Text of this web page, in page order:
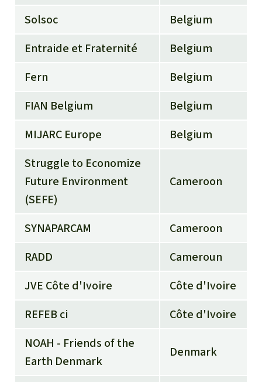
Solsoc
Belgium
Entraide et Fraternité
Belgium
Fern
Belgium
FIAN Belgium
Belgium
MIJARC Europe
Belgium
Struggle to Economize
Future Environment
(SEFE)
Cameroon
SYNAPARCAM
Cameroon
RADD
Cameroun
JVE Côte d'Ivoire
Côte d'Ivoire
REFEB ci
Côte d'Ivoire
NOAH - Friends of the
Earth Denmark
Denmark